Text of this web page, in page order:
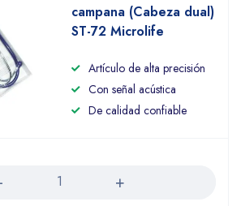
campana (Cabeza dual)
ST-72 Microlife
Artículo de alta precisión
Con señal acústica
De calidad confiable